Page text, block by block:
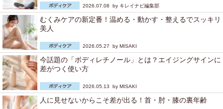
2026.07.08 by キレイナビ編集部
むくみケアの新定番！温める・動かす・整えるでスッキリ
美人
2026.05.27 by MISAKI
今話題の「ボディレチノール」とは？エイジングサインに
差がつく使い方
2026.05.13 by MISAKI
人に見せないからこそ差が出る！首・肘・膝の裏年齢